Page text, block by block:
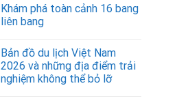
Khám phá toàn cảnh 16 bang
liên bang
Bản đồ du lịch Việt Nam
2026 và những địa điểm trải
nghiệm không thể bỏ lỡ